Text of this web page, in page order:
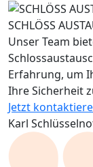
SCHLÖSS
Unser Team
Erfahrung, um
Ihre Sicherheit
Jetzt
Karl